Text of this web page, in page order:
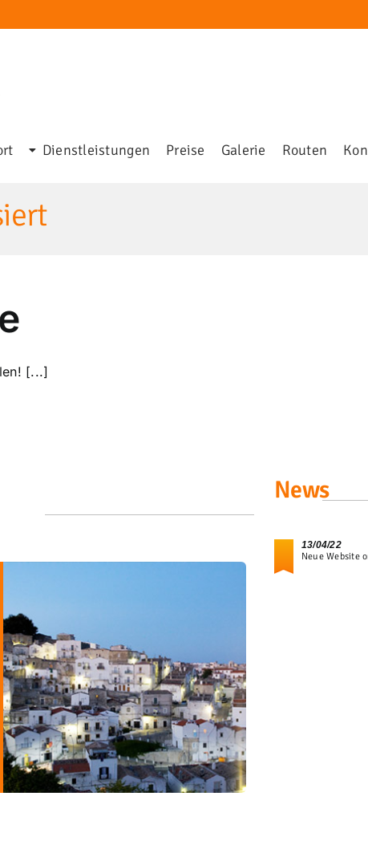
Dienstleistungen Preise Galerie Routen
[...]
News
13/04/22
Neue Website